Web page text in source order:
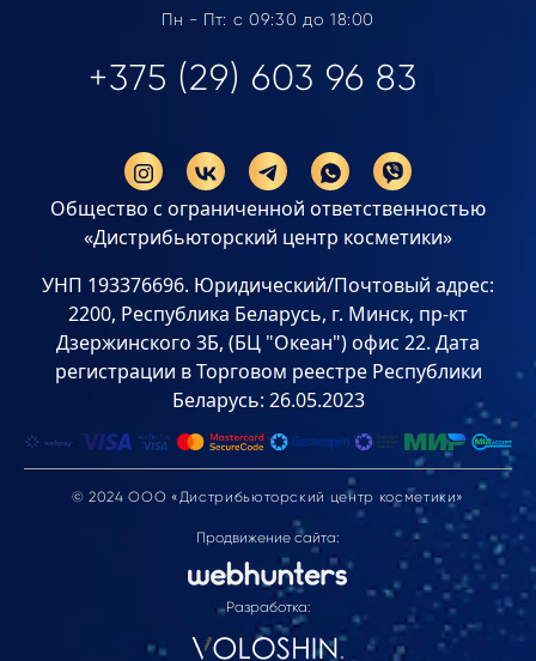
Пн - Пт: с 09:30 до 18:00
+375 (29) 603 96 83
Общество с ограниченной ответственностью
«Дистрибьюторский центр косметики»
УНП 193376696. Юридический/Почтовый адрес:
2200, Республика Беларусь, г. Минск, пр-кт
Дзержинского 3Б, (БЦ "Океан") офис 22. Дата
регистрации в Торговом реестре Республики
Беларусь: 26.05.2023
© 2024 ООО «Дистрибьюторский центр косметики»
Продвижение сайта:
Разработка: